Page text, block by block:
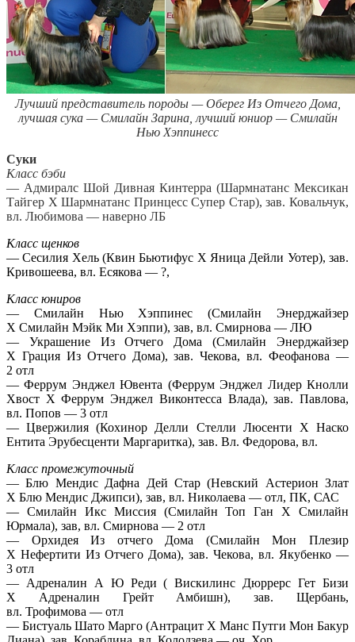
Лучший представитель породы — Оберег Из Отчего Дома,
лучшая сука — Смилайн Зарина, лучший юниор — Смилайн
Нью Хэппинесс
Cуки
Класс бэби
— Адмиралс Шой Дивная Кинтерра (Шармнатанс Мексикан
Тайгер Х Шармнатанс Принцесс Супер Стар), зав. Ковальчук,
вл. Любимова — наверно ЛБ
Класс щенков
— Сесилия Хель (Квин Бьютифус Х Яница Дейли Уотер), зав.
Кривошеева, вл. Есякова — ?,
Класс юниров
— Смилайн Нью Хэппинес (Смилайн Энерджайзер
Х Смилайн Мэйк Ми Хэппи), зав, вл. Смирнова — ЛЮ
— Украшение Из Отчего Дома (Смилайн Энерджайзер
Х Грация Из Отчего Дома), зав. Чекова, вл. Феофанова —
2 отл
— Феррум Энджел Ювента (Феррум Энджел Лидер Кнолли
Хвост Х Феррум Энджел Виконтесса Влада), зав. Павлова,
вл. Попов — 3 отл
— Цвержилия (Кохинор Делли Стелли Люсенти Х Наско
Ентита Эрубесценти Маргаритка), зав. Вл. Федорова, вл.
Класс промежуточный
— Блю Мендис Дафна Дей Стар (Невский Астерион Злат
Х Блю Мендис Джипси), зав, вл. Николаева — отл, ПК, САС
— Смилайн Икс Миссия (Смилайн Топ Ган Х Смилайн
Юрмала), зав, вл. Смирнова — 2 отл
— Орхидея Из отчего Дома (Смилайн Мон Плезир
Х Нефертити Из Отчего Дома), зав. Чекова, вл. Якубенко —
3 отл
— Адреналин А Ю Реди ( Вискилинс Дюррерс Гет Бизи
Х Адреналин Грейт Амбишн), зав. Щербань,
вл. Трофимова — отл
— Бистуаль Шато Марго (Антрацит Х Манс Путги Мон Бакур